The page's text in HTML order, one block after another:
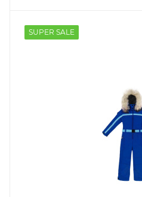
SUPER SALE